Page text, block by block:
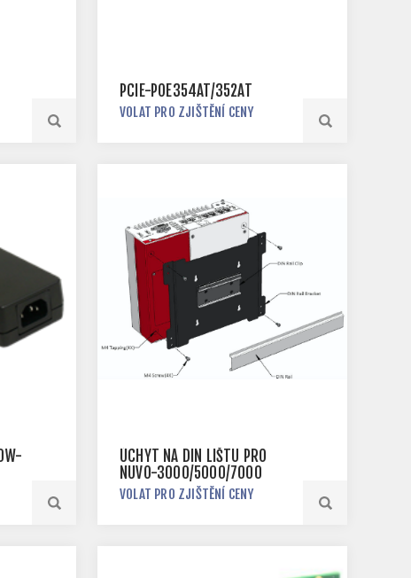
PCIE-POE354AT/352AT
VOLAT PRO ZJIŠTĚNÍ CENY
ÚCHYT NA DIN LIŠTU PRO
NUVO-3000/5000/7000
VOLAT PRO ZJIŠTĚNÍ CENY